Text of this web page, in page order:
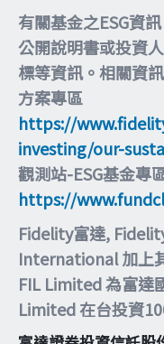
有關基金之ESG資
公開說明書或投資
標等資訊。相關資
方案專區
https://
investing/our-
觀測站-ESG基金專
https://
Fidelity富達,
International 加上
FIL Limited 為富達
Limited 在台投資